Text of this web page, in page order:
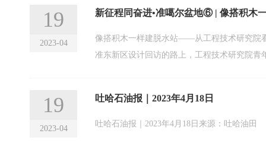
19
2023-04
新征程同奋进•准噶尔盆地⑥ | 像搭积木
像搭积木一样建脱水站——从工程技术研究院
准东新区设计回访的路上，工程技术研究院
19
2023-04
吐哈石油报｜2023年4月18日
吐哈石油报｜2023年4月18日来源：吐哈油田